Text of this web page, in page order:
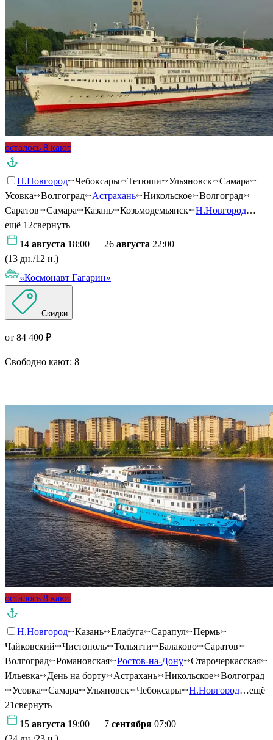
осталось 8 кают
Н.Новгород Чебоксары Тетюши Ульяновск
Самара
Усовка
Волгоград Астрахань Никольское
Волгоград
Саратов
Самара Казань Козьмодемьянск Н.Новгород…
ещё 12свернуть
14 августа 18:00 — 26 августа 22:00
(13 дн./12 н.)
«Космонавт Гагарин»
Скидки
от 84 400 ₽
Свободно кают: 8
осталось 8 кают
Н.Новгород Казань Елабуга Сарапул
Пермь
Чайковский
Чистополь Тольятти Балаково
Саратов
Волгоград
Романовская Ростов-на-Дону
Старочеркасская
Ильевка
День на борту Астрахань Никольское
Волгоград
Усовка
Самара Ульяновск Чебоксары Н.Новгород…ещё
21свернуть
15 августа 19:00 — 7 сентября 07:00